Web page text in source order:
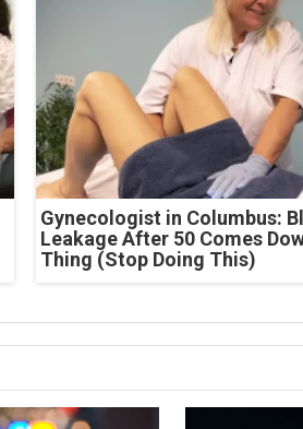
Gynecologist in Columbus:
Leakage After 50 Comes
Thing (Stop Doing This)